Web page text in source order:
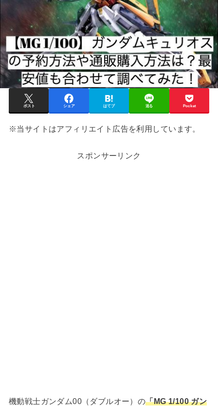
ポスト シェア はてブ 送る Pocket
※当サイトはアフィリエイト広告を利用しています。
スポンサーリンク
機動戦士ガンダム00（ダブルオー）の「MG 1/100 ガン